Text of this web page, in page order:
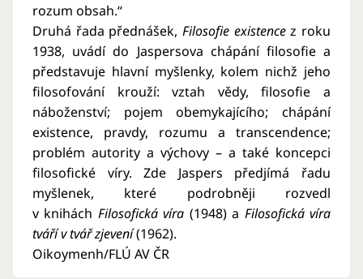
rozum obsah.“
Druhá řada přednášek, Filosofie existencez roku
1938, uvádí do Jaspersova chápání filosofie a
představuje hlavní myšlenky, kolem nichž jeho
filosofování krouží: vztah vědy, filosofie a
náboženství; pojem obemykajícího; chápání
existence, pravdy, rozumu a transcendence;
problém autority a výchovy – a také koncepci
filosofické víry. Zde Jaspers předjímá řadu
myšlenek, které podrobněji rozvedl
v knihách Filosofická víra (1948) a Filosofická víra
tváří v tvář zjevení(1962).
Oikoymenh/FLÚ AV ČR